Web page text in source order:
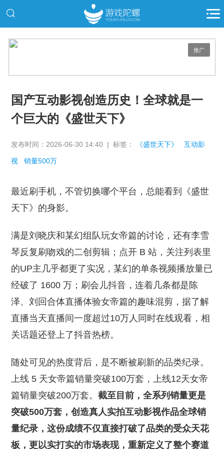
推广
国产互动影视创造历史！全球就是一
个巨大的《盛世天下》
发布时间：2026-06-30 14:40 | 标签： 《盛世天下》 互动影
视 销量500万
最近刷手机，不管切换哪个平台，总能看到《盛世
天下》的身影。
满是刘晓庆和某幻组队玩女帝篇的讨论，还有李雪
琴反复刷吻戏的二创剪辑；点开 B 站，关注列表里
的UP主几乎都更了实况，某幻的单条视频播放量已
经破了 1600 万；刷会儿抖音，连着几条都是陈
泽、刘回合体直播体验女帝篇的趣味混剪，据了解
直播当天直播间一度超过10万人同时在线观看，相
关话题还登上了抖音热榜。
随处可见的热度背后，是不断被刷新的品类纪录。
上线 5 天女帝篇销量突破100万套，上线12天女帝
篇销量突破200万套。截至目前，全系列销量更是
突破500万套，创造真人实拍互动影视作品全球销
量纪录，这份成绩不仅直接打破了品类的受众天花
板，更以实打实的市场表现，重新定义了整个赛道